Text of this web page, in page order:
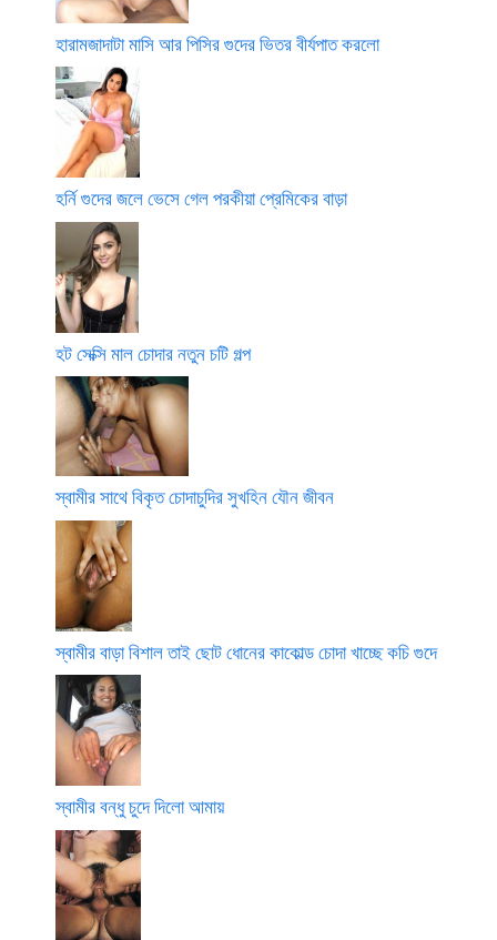
হারামজাদাটা মাসি আর পিসির গুদের ভিতর বীর্যপাত করলো
হর্নি গুদের জলে ভেসে গেল পরকীয়া প্রেমিকের বাড়া
হট সেক্সি মাল চোদার নতুন চটি গল্প
স্বামীর সাথে বিকৃত চোদাচুদির সুখহিন যৌন জীবন
স্বামীর বাড়া বিশাল তাই ছোট ধোনের কাকোল্ড চোদা খাচ্ছে কচি গুদে
স্বামীর বন্ধু চুদে দিলো আমায়